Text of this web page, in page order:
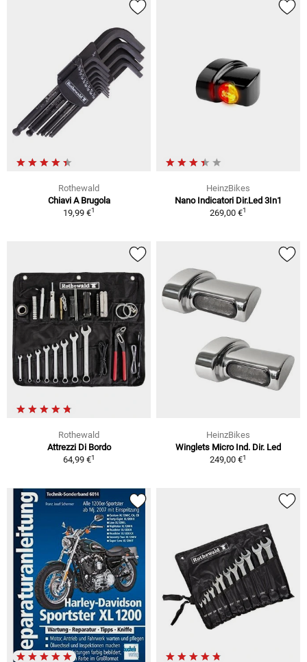
Rothewald
Chiavi A Brugola
19,99 €1
HeinzBikes
Nano Indicatori Dir.Led 3In1
269,00 €1
Rothewald
Attrezzi Di Bordo
64,99 €1
HeinzBikes
Winglets Micro Ind. Dir. Led
249,00 €1